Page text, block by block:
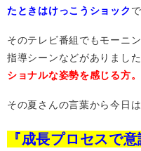
たときはけっこうショック
そのテレビ番組でもモーニ
指導シーンなどがありました
ショナルな姿勢を感じる方。
その夏さんの言葉から今日は
『成長プロセスで